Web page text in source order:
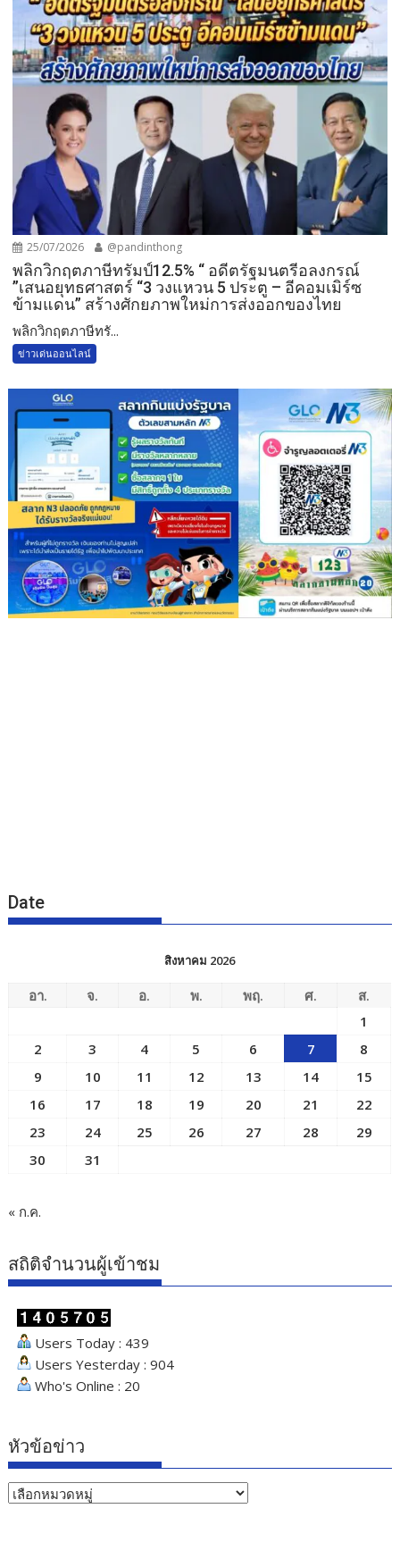
25/07/2026 @pandinthong
พลิกวิกฤตภาษีทรัมป์12.5% “ อดีตรัฐมนตรีอลงกรณ์
”เสนอยุทธศาสตร์ “3 วงแหวน 5 ประตู – อีคอมเมิร์ซ
ข้ามแดน” สร้างศักยภาพใหม่การส่งออกของไทย
พลิกวิกฤตภาษีทรั...
ข่าวเด่นออนไลน์
Date
สิงหาคม 2026
อา. จ. อ. พ. พฤ. ศ.
ส.
1
2
3 4 5 6 7
8
9
10 11 12 13 14
15
16
17 18 19 20 21
22
23
24 25 26 27 28
29
30
31
« ก.ค.
สถิติจำนวนผู้เข้าชม
Users Today : 439
Users Yesterday : 904
Who's Online : 20
หัวข้อข่าว
หัวข้อ